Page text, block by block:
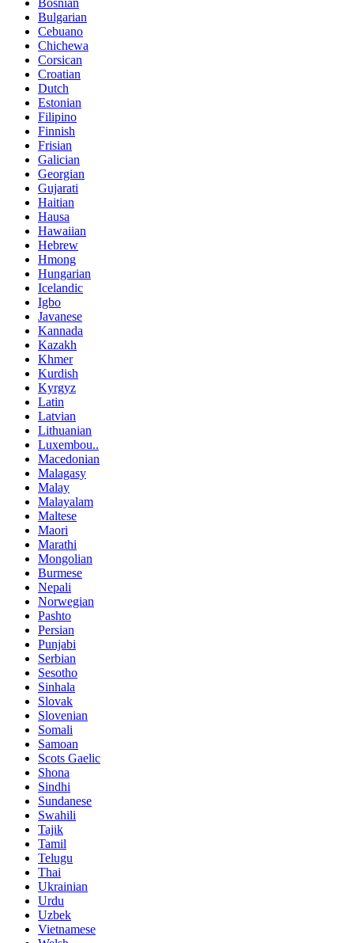
Bosnian
Bulgarian
Cebuano
Chichewa
Corsican
Croatian
Dutch
Estonian
Filipino
Finnish
Frisian
Galician
Georgian
Gujarati
Haitian
Hausa
Hawaiian
Hebrew
Hmong
Hungarian
Icelandic
Igbo
Javanese
Kannada
Kazakh
Khmer
Kurdish
Kyrgyz
Latin
Latvian
Lithuanian
Luxembou..
Macedonian
Malagasy
Malay
Malayalam
Maltese
Maori
Marathi
Mongolian
Burmese
Nepali
Norwegian
Pashto
Persian
Punjabi
Serbian
Sesotho
Sinhala
Slovak
Slovenian
Somali
Samoan
Scots Gaelic
Shona
Sindhi
Sundanese
Swahili
Tajik
Tamil
Telugu
Thai
Ukrainian
Urdu
Uzbek
Vietnamese